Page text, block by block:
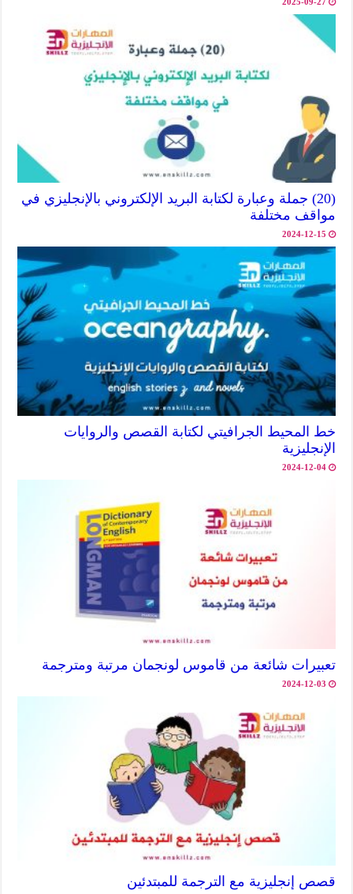
(20) جملة وعبارة لكتابة البريد الإلكتروني بالإنجليزي في
مواقف مختلفة
2024-12-15
خط المحيط الجرافيتي لكتابة القصص والروايات
الإنجليزية
2024-12-04
تعبيرات شائعة من قاموس لونجمان مرتبة ومترجمة
2024-12-03
قصص إنجليزية مع الترجمة للمبتدئين